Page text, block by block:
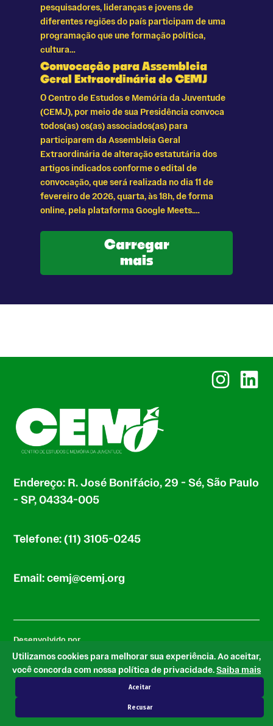
pesquisadores, lideranças e jovens de
diferentes regiões do país participam de uma
programação que une formação política,
cultura…
Convocação para Assembleia
Geral Extraordinária do CEMJ
O Centro de Estudos e Memória da Juventude
(CEMJ), por meio de sua Presidência convoca
todos(as) os(as) associados(as) para
participarem da Assembleia Geral
Extraordinária de alteração estatutária dos
artigos indicados conforme o edital de
convocação, que será realizada no dia 11 de
fevereiro de 2026, quarta, às 18h, de forma
online, pela plataforma Google Meets.…
Carregar
mais
Instagram
Endereço: R. José Bonifácio, 29 - Sé, São Paulo
- SP, 04334-005
Telefone: (11) 3105-0245
Email: cemj@cemj.org
Desenvolvido por
com base no tema Newspack by Automattic
© 2026 CEMJ.
Utilizamos cookies para melhorar sua experiência. Ao aceitar,
você concorda com nossa política de privacidade.Saiba mais
Aceitar
Recusar